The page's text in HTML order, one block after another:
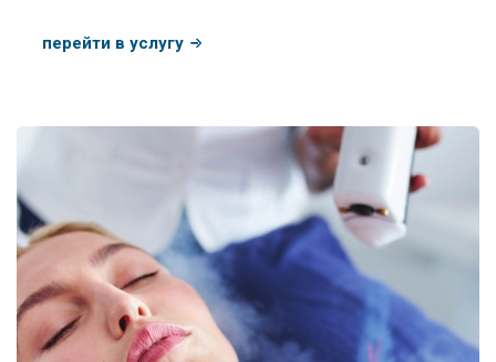
перейти в услугу